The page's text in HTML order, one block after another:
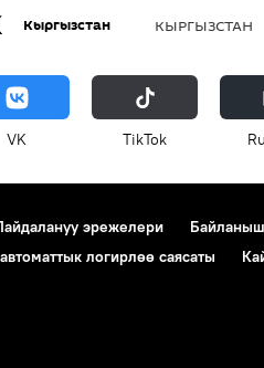
Кыргызстан КЫРГЫЗСТАН
VK ТikТоk
эрежелери
логирлөө саясаты